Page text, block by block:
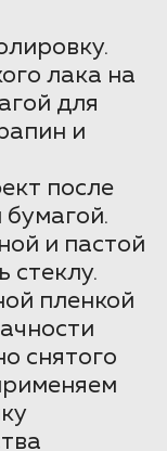
лака на
для
и
после
и пастой
стеклу.
пленкой
снятого